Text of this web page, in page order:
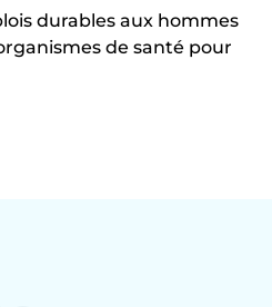
durables aux hommes
de santé pour